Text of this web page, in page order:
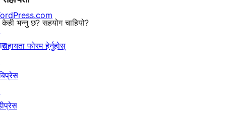
केही भन्नु छ? सहयोग चाहियो?
सहायता फोरम हेर्नुहोस्